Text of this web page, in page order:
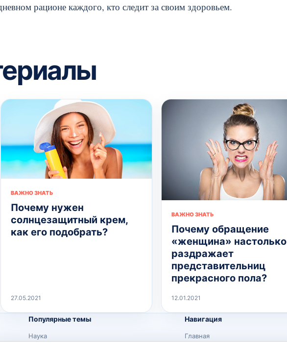
рационе каждого, кто следит за своим здоровьем.
ВАЖНО ЗНАТЬ
Почему нужен
солнцезащитный крем,
как его подобрать?
27.05.2021
ВАЖНО ЗНАТЬ
Почему обращение
«женщина» настолько
раздражает
представительниц
прекрасного пола?
12.01.2021
Популярные темы
Наука
Навигация
Главная